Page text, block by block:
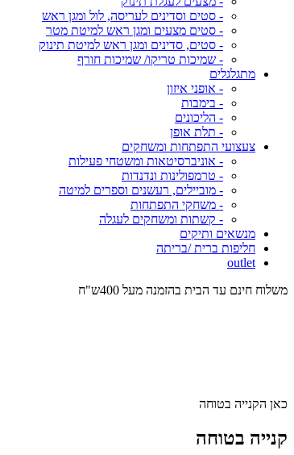
- סטים וסדינים לעריסה, לול ומגן ראש
- סטים מצעים ומגן ראש למיטת מטר
- סטים, סדינים ומגן ראש למיטת תינוק
- שמיכות טריקו/ שמיכות חורף
מתגלגלים
- אופני איזון
- בימבות
- הליכונים
- תלת אופן
צעצועי התפתחות ומשחקים
- אוניברסיטאות ומשטחי פעילות
- טרמפולינות ונדנדות
- מוביילים, רעשנים וספרים למיטה
- משחקי התפתחות
- קשתות ומשחקים לעגלה
מנשאים ותיקים
חליפות ברית /בריתה
outlet
משלוח חינם עד הבית בהזמנה מעל 400ש"ח
כאן הקנייה בטוחה
קנייה בטוחה